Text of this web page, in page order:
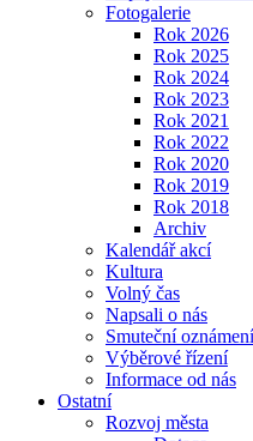
Fotogalerie
Rok 2026
Rok 2025
Rok 2024
Rok 2023
Rok 2021
Rok 2022
Rok 2020
Rok 2019
Rok 2018
Archiv
Kalendář akcí
Kultura
Volný čas
Napsali o nás
Smuteční oznámení
Výběrové řízení
Informace od nás
Ostatní
Rozvoj města